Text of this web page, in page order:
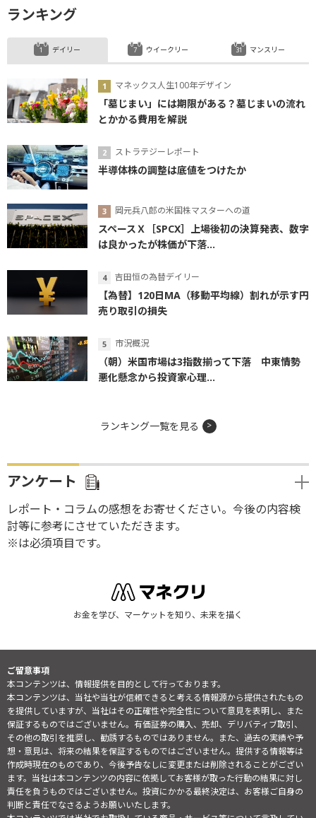
ランキング
デイリー
マネックス人生100年デザイン
「墓じまい」には期限がある？墓じまいの流れ
とかかる費用を解説
ストラテジーレポート
半導体株の調整は底値をつけたか
岡元兵八郎の米国株マスターへの道
スペースＸ［SPCX］上場後初の決算発表、数字
は良かったが株価が下落...
吉田恒の為替デイリー
【為替】120日MA（移動平均線）割れが示す円
売り取引の損失
市況概況
（朝）米国市場は3指数揃って下落 中東情勢
悪化懸念から投資家心理...
ウイークリー マンスリー
ランキング一覧を見る
アンケート
レポート・コラムの感想をお寄せください。今後の内容検
討等に参考にさせていただきます。
※は必須項目です。
お金を学び、マーケットを知り、未来を描く
ご留意事項
本コンテンツは、情報提供を目的として行っております。
本コンテンツは、当社や当社が信頼できると考える情報源から提供されたもの
を提供していますが、当社はその正確性や完全性について意見を表明し、また
保証するものではございません。有価証券の購入、売却、デリバティブ取引、
その他の取引を推奨し、勧誘するものではありません。また、過去の実績や予
想・意見は、将来の結果を保証するものではございません。提供する情報等は
作成時現在のものであり、今後予告なしに変更または削除されることがござい
ます。当社は本コンテンツの内容に依拠してお客様が取った行動の結果に対し
責任を負うものではございません。投資にかかる最終決定は、お客様ご自身の
判断と責任でなさるようお願いいたします。